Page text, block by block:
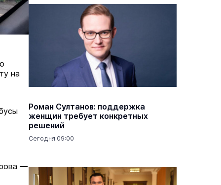
на
—
Роман Султанов: поддержка
женщин требует конкретных
решений
Сегодня 09:00